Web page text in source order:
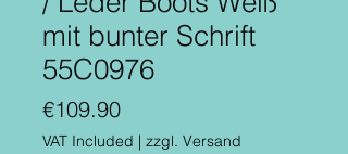
mit bunter Schrift
55C0976
€109.90Price
VAT Included | zzgl. Versand